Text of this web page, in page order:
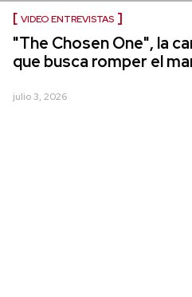
VIDEO ENTREVISTAS
"The Chosen One", la
que busca romper el
julio 3, 2026